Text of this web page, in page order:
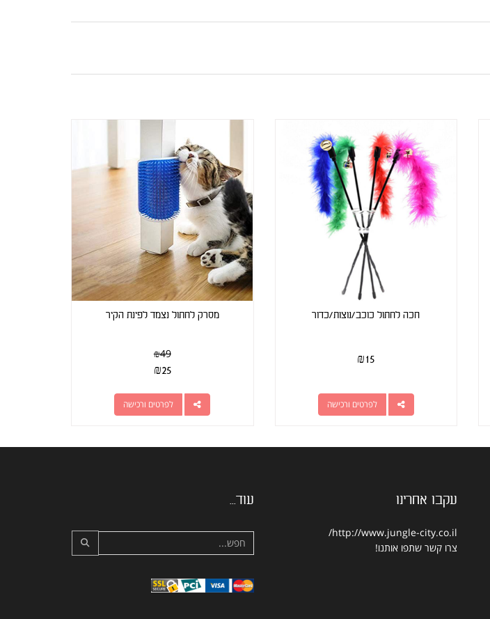
חכה לחתול כוכב/נוצות/כדור
₪15
לפרטים ורכישה
מסרק לחתול נצמד לפינת הקיר
₪49
₪25
לפרטים ורכישה
עקבו אחרינו
http://www.jungle-city.co.il/
צרו קשר שתפו אותנו!
עוד...